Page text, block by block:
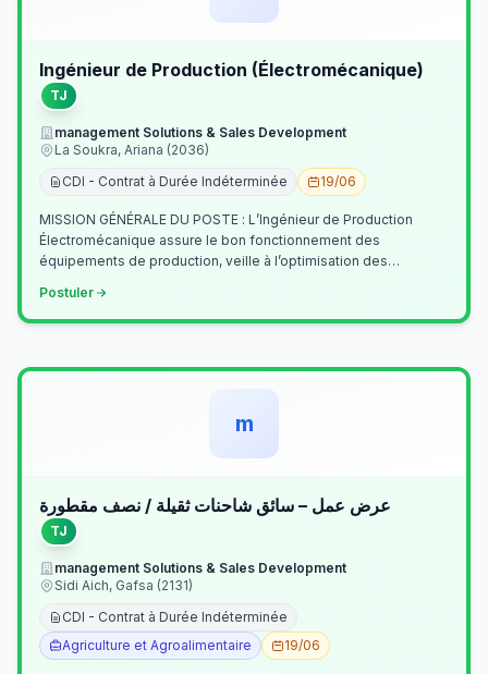
Ingénieur de Production (Électromécanique)
TJ
management Solutions & Sales Development
La Soukra, Ariana (2036)
CDI - Contrat à Durée Indéterminée
19/06
MISSION GÉNÉRALE DU POSTE : L’Ingénieur de Production
Électromécanique assure le bon fonctionnement des
équipements de production, veille à l’optimisation des
Postuler
m
عرض عمل – سائق شاحنات ثقيلة / نصف مقطورة
TJ
management Solutions & Sales Development
Sidi Aich, Gafsa (2131)
CDI - Contrat à Durée Indéterminée
Agriculture et Agroalimentaire
19/06